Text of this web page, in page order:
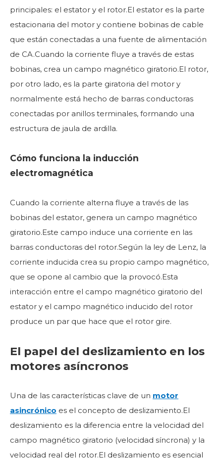
principales: el estator y el rotor.El estator es la parte
estacionaria del motor y contiene bobinas de cable
que están conectadas a una fuente de alimentación
de CA.Cuando la corriente fluye a través de estas
bobinas, crea un campo magnético giratorio.El rotor,
por otro lado, es la parte giratoria del motor y
normalmente está hecho de barras conductoras
conectadas por anillos terminales, formando una
estructura de jaula de ardilla.
Cómo funciona la inducción
electromagnética
Cuando la corriente alterna fluye a través de las
bobinas del estator, genera un campo magnético
giratorio.Este campo induce una corriente en las
barras conductoras del rotor.Según la ley de Lenz, la
corriente inducida crea su propio campo magnético,
que se opone al cambio que la provocó.Esta
interacción entre el campo magnético giratorio del
estator y el campo magnético inducido del rotor
produce un par que hace que el rotor gire.
El papel del deslizamiento en los
motores asíncronos
Una de las características clave de un motor
asincrónico es el concepto de deslizamiento.El
deslizamiento es la diferencia entre la velocidad del
campo magnético giratorio (velocidad síncrona) y la
velocidad real del rotor.El deslizamiento es esencial